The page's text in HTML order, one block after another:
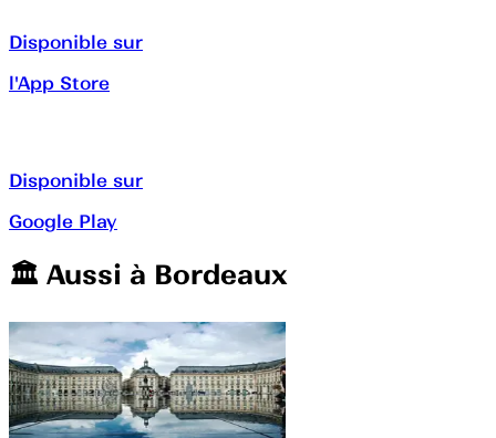
Disponible sur
l'App Store
Disponible sur
Google Play
🏛️️ Aussi à Bordeaux